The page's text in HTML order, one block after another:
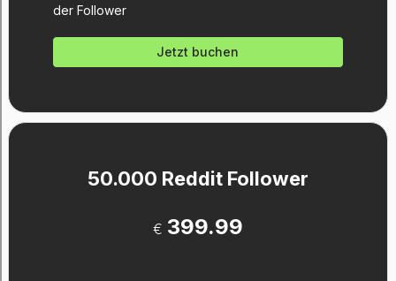
der Follower
Jetzt buchen
50.000 Reddit Follower
€ 399.99